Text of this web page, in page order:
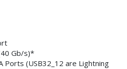
Gb/s)*
Ports (USB32_12 are Lightning